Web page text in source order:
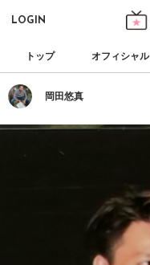
LOGIN
トップ オフィシャル
岡田悠真